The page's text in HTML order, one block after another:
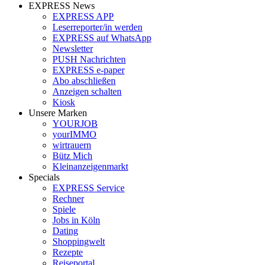
EXPRESS News
EXPRESS APP
Leserreporter/in werden
EXPRESS auf WhatsApp
Newsletter
PUSH Nachrichten
EXPRESS e-paper
Abo abschließen
Anzeigen schalten
Kiosk
Unsere Marken
YOURJOB
yourIMMO
wirtrauern
Bütz Mich
Kleinanzeigenmarkt
Specials
EXPRESS Service
Rechner
Spiele
Jobs in Köln
Dating
Shoppingwelt
Rezepte